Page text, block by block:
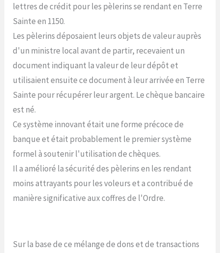
lettres de crédit pour les pèlerins se rendant en Terre
Sainte en 1150.
Les pèlerins déposaient leurs objets de valeur auprès
d'un ministre local avant de partir, recevaient un
document indiquant la valeur de leur dépôt et
utilisaient ensuite ce document à leur arrivée en Terre
Sainte pour récupérer leur argent. Le chèque bancaire
est né.
Ce système innovant était une forme précoce de
banque et était probablement le premier système
formel à soutenir l'utilisation de chèques.
Il a amélioré la sécurité des pèlerins en les rendant
moins attrayants pour les voleurs et a contribué de
manière significative aux coffres de l'Ordre.
Sur la base de ce mélange de dons et de transactions